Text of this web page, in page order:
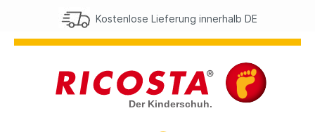
Kostenlose Lieferung innerhalb DE